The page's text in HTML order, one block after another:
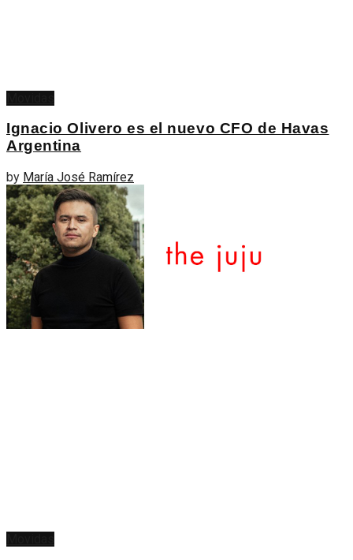
Ignacio Olivero es el nuevo CFO de Havas
Argentina
by María José Ramírez